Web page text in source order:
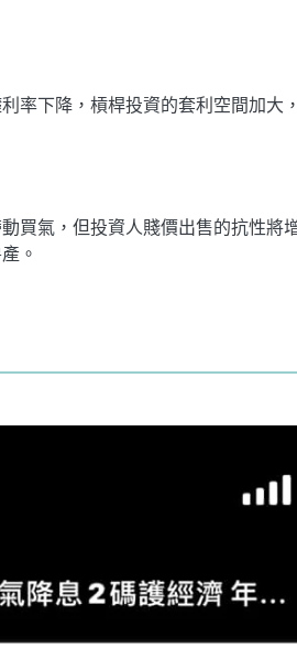
率下降，槓桿投資的套利空間加大
買氣，但投資人賤價出售的抗性將
。